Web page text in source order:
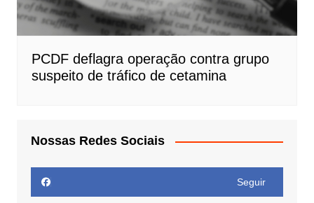
PCDF deflagra operação contra grupo
suspeito de tráfico de cetamina
Nossas Redes Sociais
Seguir